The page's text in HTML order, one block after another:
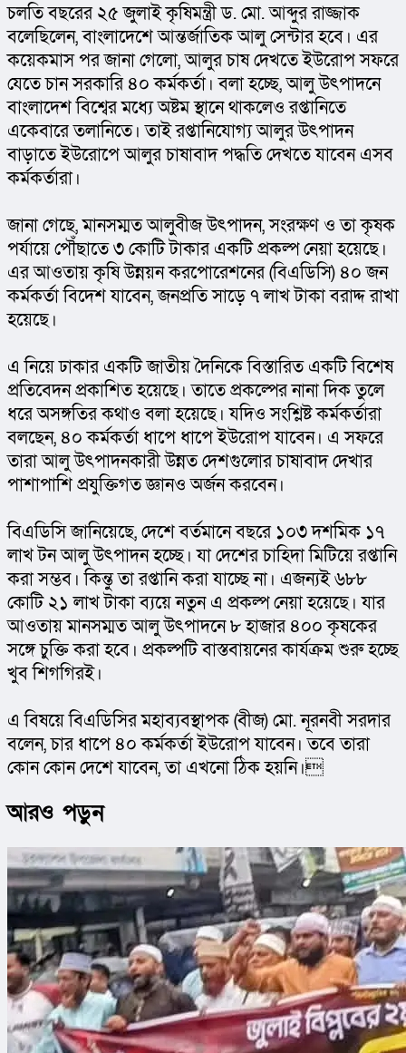
চলতি বছরের ২৫ জুলাই কৃষিমন্ত্রী ড. মো. আব্দুর রাজ্জাক
বলেছিলেন, বাংলাদেশে আন্তর্জাতিক আলু সেন্টার হবে। এর
কয়েকমাস পর জানা গেলো, আলুর চাষ দেখতে ইউরোপ সফরে
যেতে চান সরকারি ৪০ কর্মকর্তা। বলা হচ্ছে, আলু উৎপাদনে
বাংলাদেশ বিশ্বের মধ্যে অষ্টম স্থানে থাকলেও রপ্তানিতে
একেবারে তলানিতে। তাই রপ্তানিযোগ্য আলুর উৎপাদন
বাড়াতে ইউরোপে আলুর চাষাবাদ পদ্ধতি দেখতে যাবেন এসব
কর্মকর্তারা।
জানা গেছে, মানসম্মত আলুবীজ উৎপাদন, সংরক্ষণ ও তা কৃষক
পর্যায়ে পৌঁছাতে ৩ কোটি টাকার একটি প্রকল্প নেয়া হয়েছে।
এর আওতায় কৃষি উন্নয়ন করপোরেশনের (বিএডিসি) ৪০ জন
কর্মকর্তা বিদেশ যাবেন, জনপ্রতি সাড়ে ৭ লাখ টাকা বরাদ্দ রাখা
হয়েছে।
এ নিয়ে ঢাকার একটি জাতীয় দৈনিকে বিস্তারিত একটি বিশেষ
প্রতিবেদন প্রকাশিত হয়েছে। তাতে প্রকল্পের নানা দিক তুলে
ধরে অসঙ্গতির কথাও বলা হয়েছে। যদিও সংশ্লিষ্ট কর্মকর্তারা
বলছেন, ৪০ কর্মকর্তা ধাপে ধাপে ইউরোপ যাবেন। এ সফরে
তারা আলু উৎপাদনকারী উন্নত দেশগুলোর চাষাবাদ দেখার
পাশাপাশি প্রযুক্তিগত জ্ঞানও অর্জন করবেন।
বিএডিসি জানিয়েছে, দেশে বর্তমানে বছরে ১০৩ দশমিক ১৭
লাখ টন আলু উৎপাদন হচ্ছে। যা দেশের চাহিদা মিটিয়ে রপ্তানি
করা সম্ভব। কিন্তু তা রপ্তানি করা যাচ্ছে না। এজন্যই ৬৮৮
কোটি ২১ লাখ টাকা ব্যয়ে নতুন এ প্রকল্প নেয়া হয়েছে। যার
আওতায় মানসম্মত আলু উৎপাদনে ৮ হাজার ৪০০ কৃষকের
সঙ্গে চুক্তি করা হবে। প্রকল্পটি বাস্তবায়নের কার্যক্রম শুরু হচ্ছে
খুব শিগগিরই।
এ বিষয়ে বিএডিসির মহাব্যবস্থাপক (বীজ) মো. নূরনবী সরদার
বলেন, চার ধাপে ৪০ কর্মকর্তা ইউরোপ যাবেন। তবে তারা
কোন কোন দেশে যাবেন, তা এখনো ঠিক হয়নি।
আরও পড়ুন